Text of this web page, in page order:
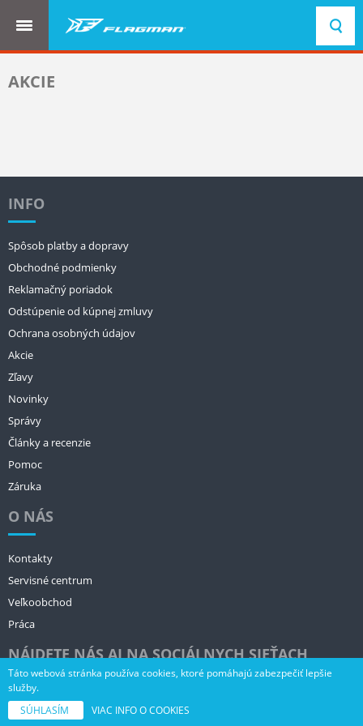
AKCIE
INFO
Spôsob platby a dopravy
Obchodné podmienky
Reklamačný poriadok
Odstúpenie od kúpnej zmluvy
Ochrana osobných údajov
Akcie
Zľavy
Novinky
Správy
Články a recenzie
Pomoc
Záruka
O NÁS
Kontakty
Servisné centrum
Veľkoobchod
Práca
NÁJDETE NÁS AJ NA SOCIÁLNYCH SIEŤACH
Táto webová stránka používa cookies, ktoré pomáhajú zabezpečiť lepšie
služby.
SÚHLASÍM
VIAC INFO O COOKIES